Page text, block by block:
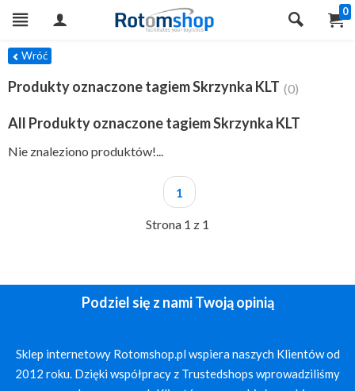
0
Wróć
Produkty oznaczone tagiem Skrzynka KLT (0)
All Produkty oznaczone tagiem Skrzynka KLT
Nie znaleziono produktów!...
Strona 1 z 1
1
Podziel się z nami Twoją opinią
Sklep internetowy Rotomshop.pl wspiera naszych Klientów od
2012 roku. Dzięki współpracy z Trustedshops wprowadziliśmy